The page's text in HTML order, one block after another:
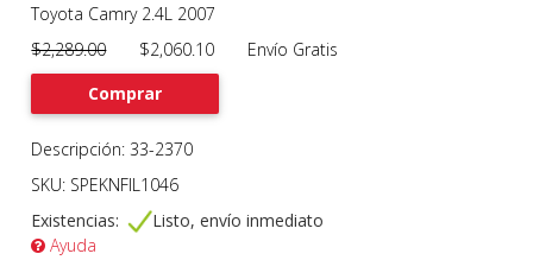
Previous
Toyota Camry 2.4L 2007
$2,289.00$2,060.10 Envío Gratis
Comprar
Descripción: 33-2370
SKU: SPEKNFIL1046
Existencias:
Listo, envío inmediato
Ayuda